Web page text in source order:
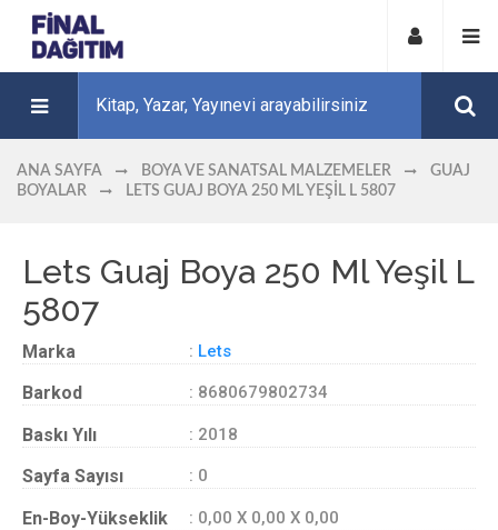
ANA SAYFA BOYA VE SANATSAL MALZEMELER
GUAJ
BOYALAR
LETS GUAJ BOYA 250 ML YEŞIL L 5807
Lets Guaj Boya 250 Ml Yeşil L
5807
Marka : Lets
Barkod : 8680679802734
Baskı Yılı : 2018
Sayfa Sayısı : 0
En-Boy-Yükseklik : 0,00 X 0,00 X 0,00